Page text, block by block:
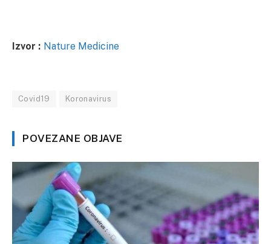
Izvor : Nature Medicine
Covid19 Koronavirus
POVEZANE OBJAVE